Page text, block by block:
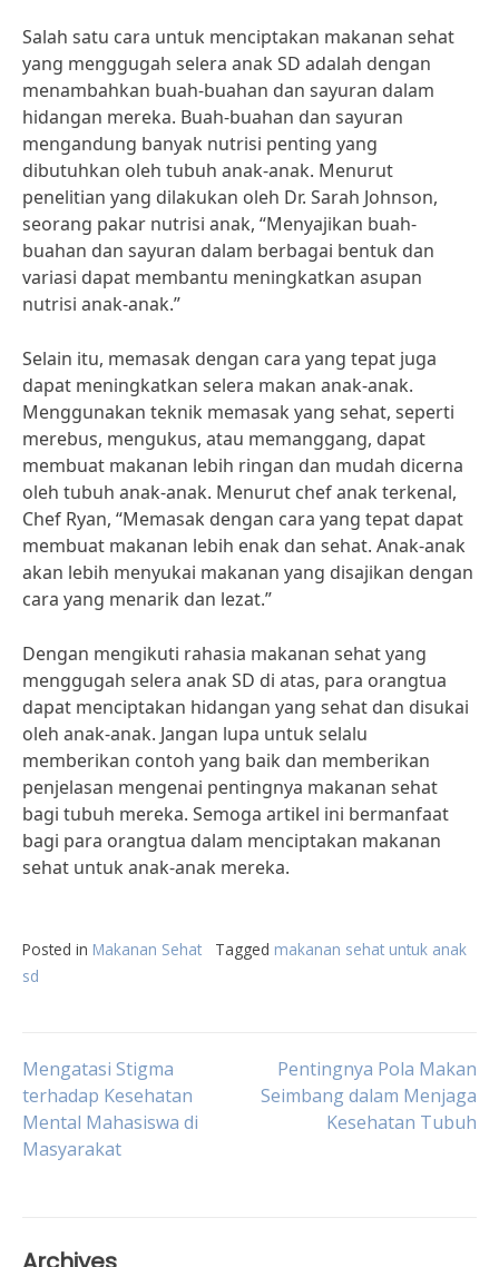
Salah satu cara untuk menciptakan makanan sehat
yang menggugah selera anak SD adalah dengan
menambahkan buah-buahan dan sayuran dalam
hidangan mereka. Buah-buahan dan sayuran
mengandung banyak nutrisi penting yang
dibutuhkan oleh tubuh anak-anak. Menurut
penelitian yang dilakukan oleh Dr. Sarah Johnson,
seorang pakar nutrisi anak, “Menyajikan buah-
buahan dan sayuran dalam berbagai bentuk dan
variasi dapat membantu meningkatkan asupan
nutrisi anak-anak.”
Selain itu, memasak dengan cara yang tepat juga
dapat meningkatkan selera makan anak-anak.
Menggunakan teknik memasak yang sehat, seperti
merebus, mengukus, atau memanggang, dapat
membuat makanan lebih ringan dan mudah dicerna
oleh tubuh anak-anak. Menurut chef anak terkenal,
Chef Ryan, “Memasak dengan cara yang tepat dapat
membuat makanan lebih enak dan sehat. Anak-anak
akan lebih menyukai makanan yang disajikan dengan
cara yang menarik dan lezat.”
Dengan mengikuti rahasia makanan sehat yang
menggugah selera anak SD di atas, para orangtua
dapat menciptakan hidangan yang sehat dan disukai
oleh anak-anak. Jangan lupa untuk selalu
memberikan contoh yang baik dan memberikan
penjelasan mengenai pentingnya makanan sehat
bagi tubuh mereka. Semoga artikel ini bermanfaat
bagi para orangtua dalam menciptakan makanan
sehat untuk anak-anak mereka.
Posted in Makanan Sehat Tagged makanan sehat untuk anak
sd
Post
navigation
Mengatasi Stigma
terhadap Kesehatan
Mental Mahasiswa di
Masyarakat
Pentingnya Pola Makan
Seimbang dalam Menjaga
Kesehatan Tubuh